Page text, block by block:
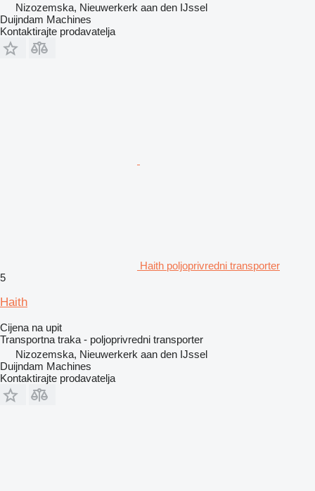
Nizozemska, Nieuwerkerk aan den IJssel
Duijndam Machines
Kontaktirajte prodavatelja
Haith poljoprivredni transporter
5
Haith
Cijena na upit
Transportna traka - poljoprivredni transporter
Nizozemska, Nieuwerkerk aan den IJssel
Duijndam Machines
Kontaktirajte prodavatelja